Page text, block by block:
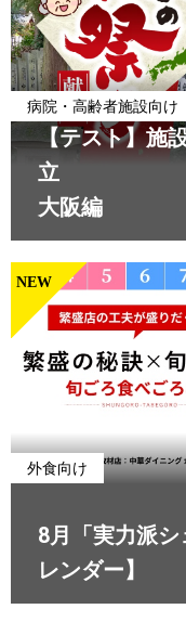
病院・高齢者施設向け
【テスト】施
立
大阪編
外食向け
8月「実力派
レンダー】
NEW